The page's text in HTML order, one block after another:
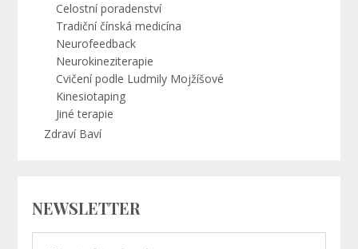
Celostní poradenství
Tradiční čínská medicína
Neurofeedback
Neurokineziterapie
Cvičení podle Ludmily Mojžíšové
Kinesiotaping
Jiné terapie
Zdraví Baví
NEWSLETTER